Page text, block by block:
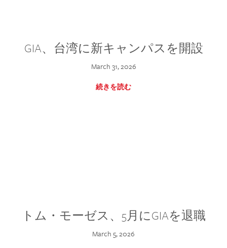
GIA、台湾に新キャンパスを開設
March 31, 2026
続きを読む
トム・モーゼス、5月にGIAを退職
March 5, 2026